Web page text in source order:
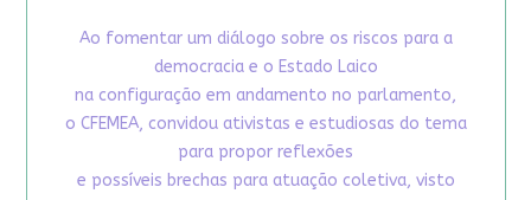
Ao fomentar um diálogo sobre os riscos para a
democracia e o Estado Laico
na configuração em andamento no parlamento,
o CFEMEA, convidou ativistas e estudiosas do tema
para propor reflexões
e possíveis brechas para atuação coletiva, visto